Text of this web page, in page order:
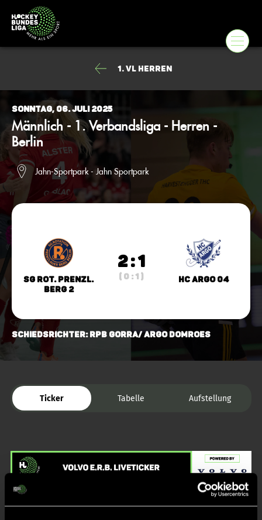
1. VL Herren
Sonntag, 06. Juli 2025
Männlich - 1. Verbandsliga - Herren -
Berlin
Jahn-Sportpark - Jahn Sportpark
SG Rot. Prenzl.
Berg 2
2 : 1
( 0 : 1 ) HC Argo 04
Schiedsrichter: RPB Gorra/ Argo Domroes
Ticker Tabelle Aufstellung